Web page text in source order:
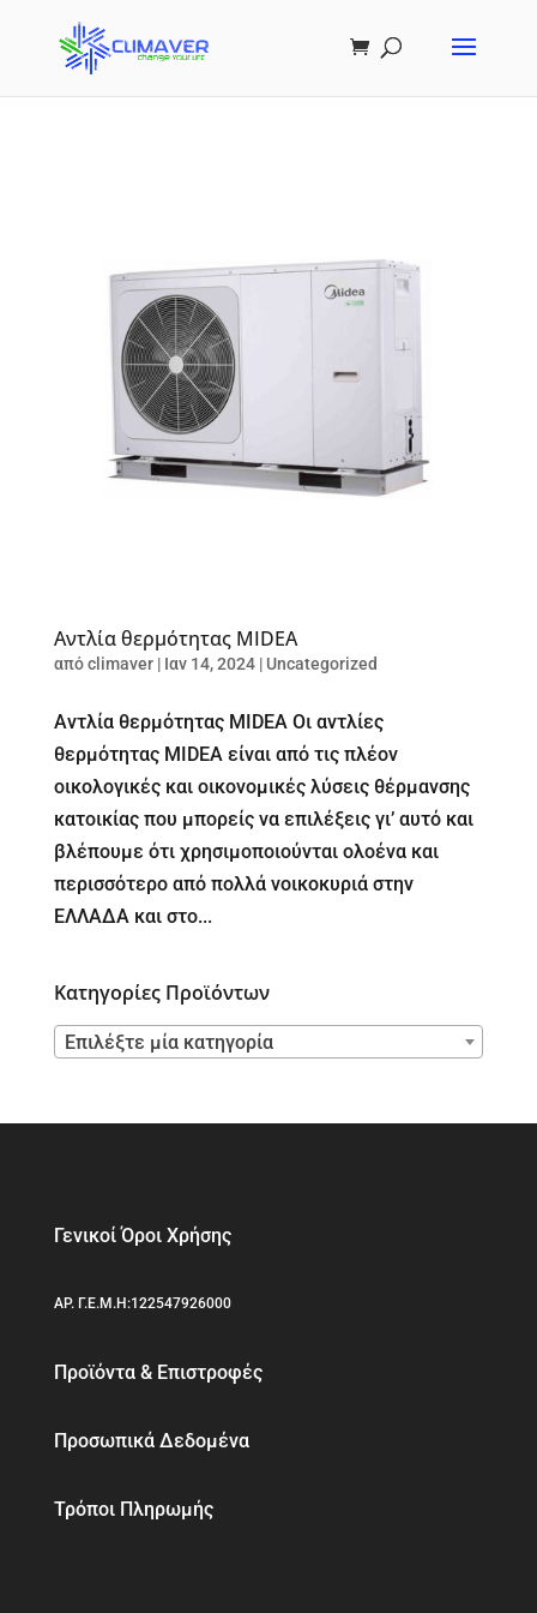
Αντλία θερμότητας MIDEA
απόclimaver| Ιαν 14, 2024| Uncategorized
Αντλία θερμότητας MIDEA Οι αντλίες
θερμότητας MIDEA είναι από τις πλέον
οικολογικές και οικονομικές λύσεις θέρμανσης
κατοικίας που μπορείς να επιλέξεις γι’ αυτό και
βλέπουμε ότι χρησιμοποιούνται ολοένα και
περισσότερο από πολλά νοικοκυριά στην
ΕΛΛΑΔΑ και στο...
Κατηγορίες Προϊόντων
Επιλέξτε μία κατηγορία
Γενικοί Όροι Χρήσης
ΑΡ. Γ.Ε.Μ.Η:122547926000
Προϊόντα & Επιστροφές
Προσωπικά Δεδομένα
Τρόποι Πληρωμής